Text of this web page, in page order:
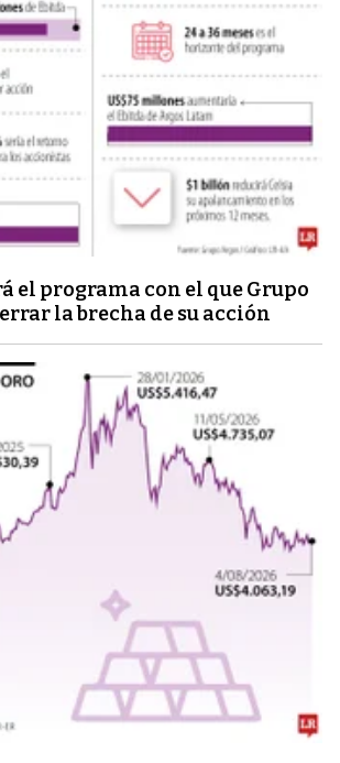
el programa con el que Grupo
la brecha de su acción